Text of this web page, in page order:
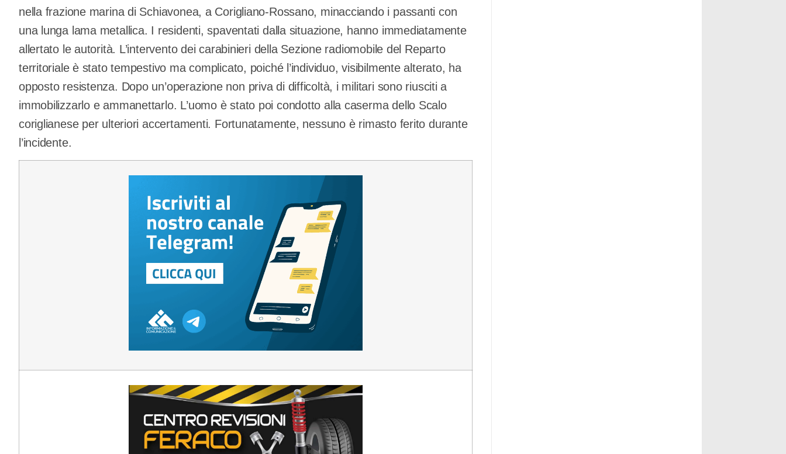
nella frazione marina di Schiavonea, a Corigliano-Rossano, minacciando i passanti con
una lunga lama metallica. I residenti, spaventati dalla situazione, hanno immediatamente
allertato le autorità. L’intervento dei carabinieri della Sezione radiomobile del Reparto
territoriale è stato tempestivo ma complicato, poiché l’individuo, visibilmente alterato, ha
opposto resistenza. Dopo un’operazione non priva di difficoltà, i militari sono riusciti a
immobilizzarlo e ammanettarlo. L’uomo è stato poi condotto alla caserma dello Scalo
coriglianese per ulteriori accertamenti. Fortunatamente, nessuno è rimasto ferito durante
l’incidente.